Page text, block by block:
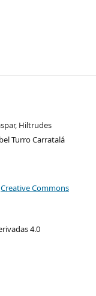
Hiltrudes
Turro Carratalá
Creative Commons
4.0